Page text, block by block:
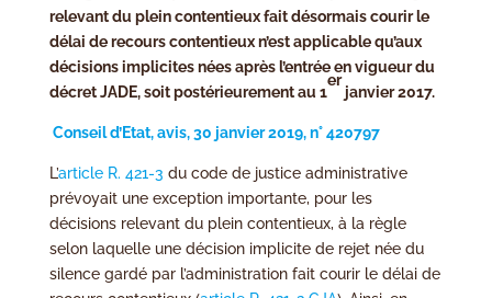
relevant du plein contentieux fait désormais courir le
délai de recours contentieux n’est applicable qu’aux
décisions implicites nées après l’entrée en vigueur du
décret JADE, soit postérieurement au 1
er
janvier 2017.
Conseil d’Etat, avis, 30 janvier 2019, n° 420797
L’article R. 421-3 du code de justice administrative
prévoyait une exception importante, pour les
décisions relevant du plein contentieux, à la règle
selon laquelle une décision implicite de rejet née du
silence gardé par l’administration fait courir le délai de